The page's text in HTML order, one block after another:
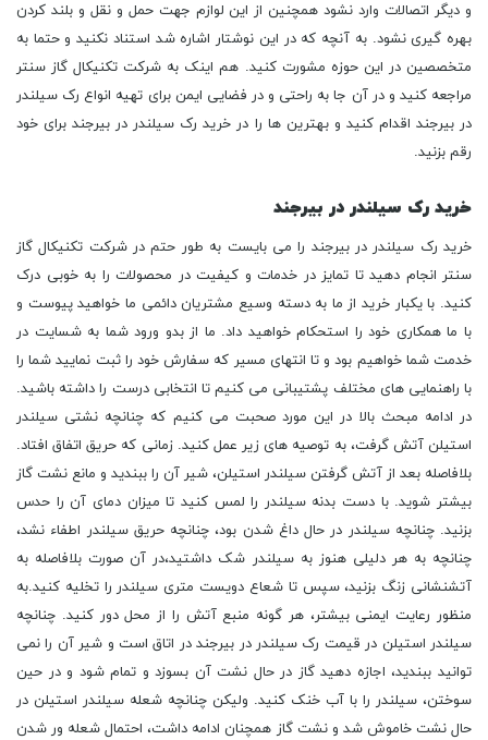
و دیگر اتصالات وارد نشود همچنین از این لوازم جهت حمل و نقل و بلند کردن
بهره گیری نشود. به آنچه که در این نوشتار اشاره شد استناد نکنید و حتما به
متخصصین در این حوزه مشورت کنید. هم اینک به شرکت تکنیکال گاز سنتر
مراجعه کنید و در آن جا به راحتی و در فضایی ایمن برای تهیه انواع رک سیلندر
در بیرجند اقدام کنید و بهترین ها را در خرید رک سیلندر در بیرجند برای خود
رقم بزنید.
خرید رک سیلندر در بیرجند
خرید رک سیلندر در بیرجند را می بایست به طور حتم در شرکت تکنیکال گاز
سنتر انجام دهید تا تمایز در خدمات و کیفیت در محصولات را به خوبی درک
کنید. با یکبار خرید از ما به دسته وسیع مشتریان دائمی ما خواهید پیوست و
با ما همکاری خود را استحکام خواهید داد. ما از بدو ورود شما به شسایت در
خدمت شما خواهیم بود و تا انتهای مسیر که سفارش خود را ثبت نمایید شما را
با راهنمایی های مختلف پشتیبانی می کنیم تا انتخابی درست را داشته باشید.
در ادامه مبحث بالا در این مورد صحبت می کنیم که چنانچه نشتی سیلندر
استیلن آتش گرفت، به توصیه‏ های زیر عمل کنید. زمانی که حریق اتفاق افتاد.
بلافاصله بعد از آتش گرفتن سیلندر استیلن، شیر آن را ببندید و مانع نشت گاز
بیشتر شوید. با دست بدنه سیلندر را لمس کنید تا میزان دمای آن را حدس
بزنید. چنانچه سیلندر در حال داغ شدن بود، چنانچه حریق سیلندر اطفاء نشد،
چنانچه به هر دلیلی هنوز به سیلندر شک داشتید،در آن صورت بلافاصله به
آتش‏نشانی زنگ بزنید، سپس تا شعاع دویست متری سیلندر را تخلیه کنید.به
منظور رعایت ایمنی بیشتر، هر گونه منبع آتش را از محل دور کنید. چنانچه
سیلندر استیلن در قیمت رک سیلندر در بیرجند در اتاق است و شیر آن را نمی
‏توانید ببندید، اجازه دهید گاز در حال نشت آن بسوزد و تمام شود و در حین
سوختن، سیلندر را با آب خنک کنید. ولیکن چنانچه شعله سیلندر استیلن در
حال نشت خاموش شد و نشت گاز همچنان ادامه داشت، احتمال شعله‏ ور شدن